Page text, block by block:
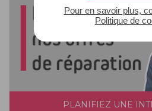
Pour en savoir plus,
Politique de
PLANIFIEZ UNE